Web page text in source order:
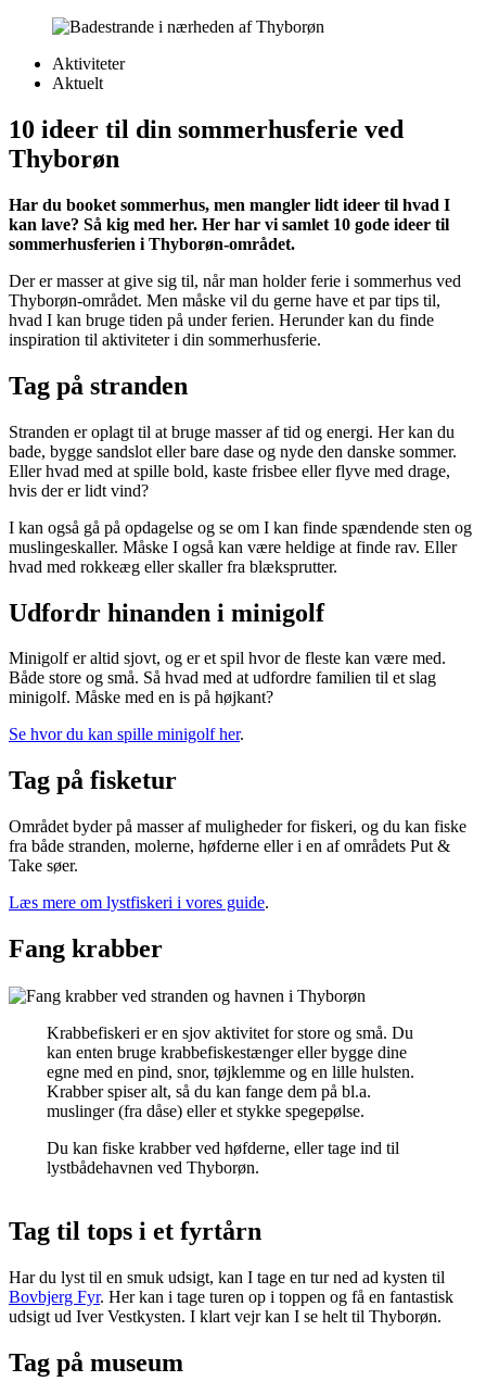
CategoriesAktiviteter
Aktuelt
10 ideer til din sommerhusferie ved
Thyborøn
Har du booket sommerhus, men mangler lidt ideer til hvad I
kan lave? Så kig med her. Her har vi samlet 10 gode ideer til
sommerhusferien i Thyborøn-området.
Der er masser at give sig til, når man holder ferie i sommerhus ved
Thyborøn-området. Men måske vil du gerne have et par tips til,
hvad I kan bruge tiden på under ferien. Herunder kan du finde
inspiration til aktiviteter i din sommerhusferie.
Tag på stranden
Stranden er oplagt til at bruge masser af tid og energi. Her kan du
bade, bygge sandslot eller bare dase og nyde den danske sommer.
Eller hvad med at spille bold, kaste frisbee eller flyve med drage,
hvis der er lidt vind?
I kan også gå på opdagelse og se om I kan finde spændende sten og
muslingeskaller. Måske I også kan være heldige at finde rav. Eller
hvad med rokkeæg eller skaller fra blæksprutter.
Udfordr hinanden i minigolf
Minigolf er altid sjovt, og er et spil hvor de fleste kan være med.
Både store og små. Så hvad med at udfordre familien til et slag
minigolf. Måske med en is på højkant?
Se hvor du kan spille minigolf her.
Tag på fisketur
Området byder på masser af muligheder for fiskeri, og du kan fiske
fra både stranden, molerne, høfderne eller i en af områdets Put &
Take søer.
Læs mere om lystfiskeri i vores guide.
Fang krabber
Krabbefiskeri er en sjov aktivitet for store og små. Du
kan enten bruge krabbefiskestænger eller bygge dine
egne med en pind, snor, tøjklemme og en lille hulsten.
Krabber spiser alt, så du kan fange dem på bl.a.
muslinger (fra dåse) eller et stykke spegepølse.
Du kan fiske krabber ved høfderne, eller tage ind til
lystbådehavnen ved Thyborøn.
Tag til tops i et fyrtårn
Har du lyst til en smuk udsigt, kan I tage en tur ned ad kysten til
Bovbjerg Fyr. Her kan i tage turen op i toppen og få en fantastisk
udsigt ud Iver Vestkysten. I klart vejr kan I se helt til Thyborøn.
Tag på museum